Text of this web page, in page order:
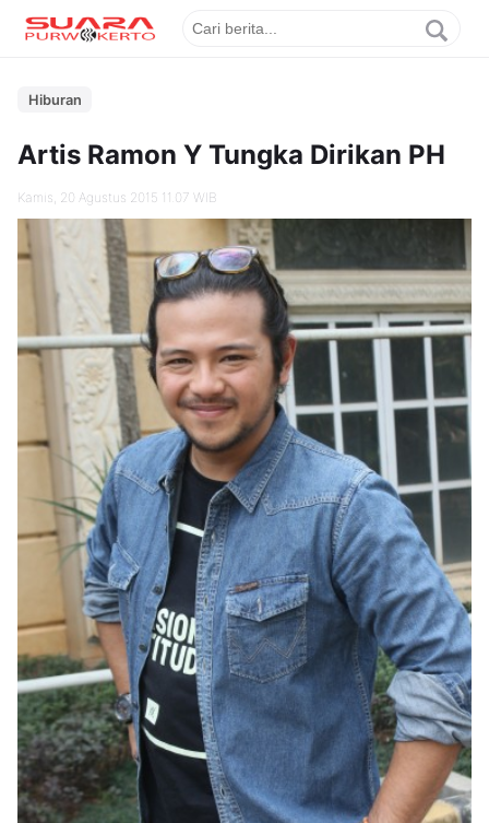
Hiburan
Artis Ramon Y Tungka Dirikan PH
Kamis, 20 Agustus 2015 11.07 WIB